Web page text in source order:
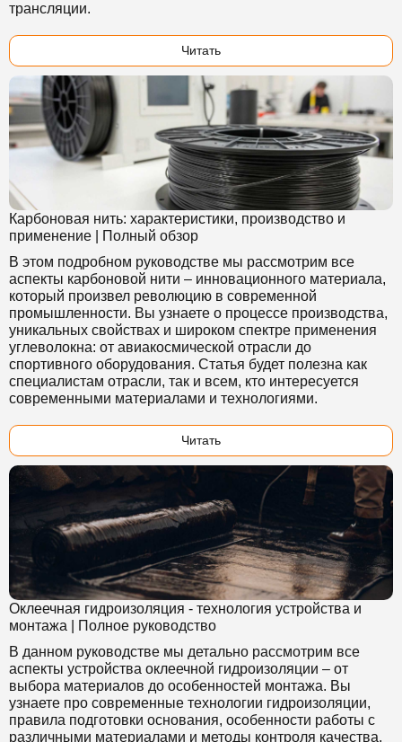
трансляции.
Читать
Карбоновая нить: характеристики, производство и
применение | Полный обзор
В этом подробном руководстве мы рассмотрим все
аспекты карбоновой нити – инновационного материала,
который произвел революцию в современной
промышленности. Вы узнаете о процессе производства,
уникальных свойствах и широком спектре применения
углеволокна: от авиакосмической отрасли до
спортивного оборудования. Статья будет полезна как
специалистам отрасли, так и всем, кто интересуется
современными материалами и технологиями.
Читать
Оклеечная гидроизоляция - технология устройства и
монтажа | Полное руководство
В данном руководстве мы детально рассмотрим все
аспекты устройства оклеечной гидроизоляции – от
выбора материалов до особенностей монтажа. Вы
узнаете про современные технологии гидроизоляции,
правила подготовки основания, особенности работы с
различными материалами и методы контроля качества.